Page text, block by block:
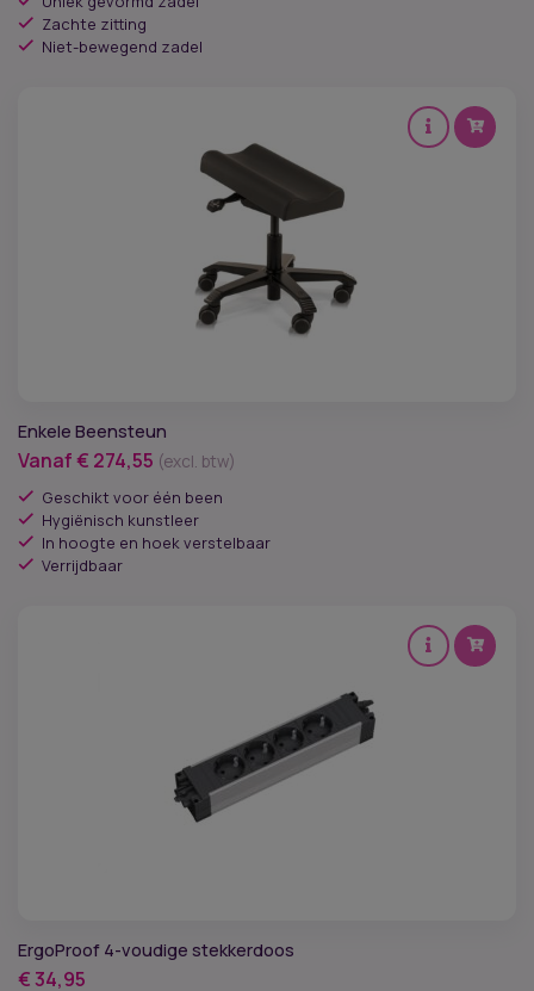
Zachte zitting
Niet-bewegend zadel
Enkele Beensteun
Vanaf€ 274,55 (excl. btw)
Geschikt voor één been
Hygiënisch kunstleer
In hoogte en hoek verstelbaar
Verrijdbaar
ErgoProof 4-voudige stekkerdoos
€34,95